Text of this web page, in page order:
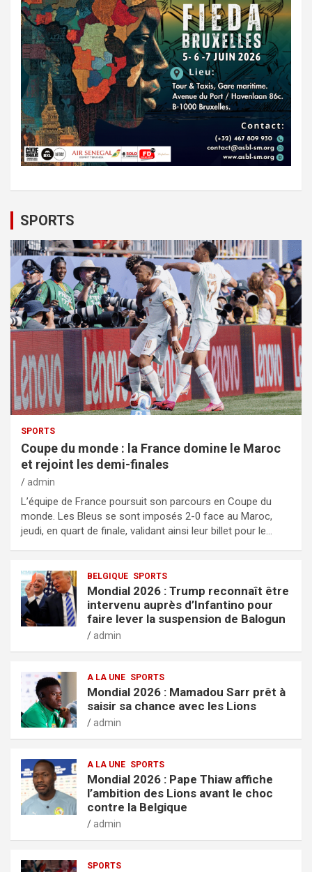
SPORTS
SPORTS
Coupe du monde : la France domine le Maroc
et rejoint les demi-finales
admin
L’équipe de France poursuit son parcours en Coupe du
monde. Les Bleus se sont imposés 2-0 face au Maroc,
jeudi, en quart de finale, validant ainsi leur billet pour le…
BELGIQUE SPORTS
Mondial 2026 : Trump reconnaît être
intervenu auprès d’Infantino pour
faire lever la suspension de Balogun
admin
A LA UNE SPORTS
Mondial 2026 : Mamadou Sarr prêt à
saisir sa chance avec les Lions
admin
A LA UNE SPORTS
Mondial 2026 : Pape Thiaw affiche
l’ambition des Lions avant le choc
contre la Belgique
admin
SPORTS